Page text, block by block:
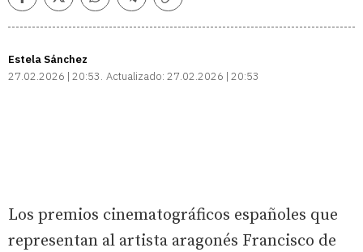
Estela Sánchez
27.02.2026 | 20:53 Actualizado: 27.02.2026 | 20:53
Los premios cinematográficos españoles que
representan al artista aragonés Francisco de